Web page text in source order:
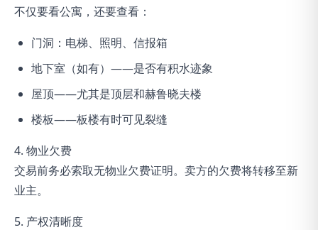
不仅要看公寓，还要查看：
门洞：电梯、照明、信报箱
地下室（如有）——是否有积水迹象
屋顶——尤其是顶层和赫鲁晓夫楼
楼板——板楼有时可见裂缝
4. 物业欠费
交易前务必索取无物业欠费证明。卖方的欠费将转移至新
业主。
5. 产权清晰度